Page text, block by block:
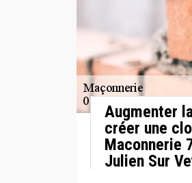
Augmenter
créer une
Maconnerie
Julien Sur